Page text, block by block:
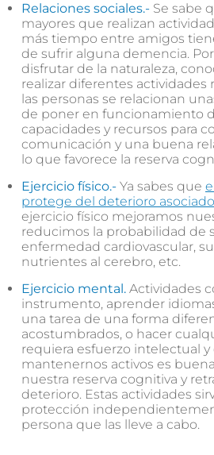
Relaciones sociales.- Se sabe
mayores que realizan
más tiempo entre amigos
de sufrir alguna demencia.
disfrutar de la naturaleza,
realizar diferentes actividades
las personas se relacionan
de poner en funcionamiento
capacidades y recursos para
comunicación y una buena
lo que favorece la reserva
Ejercicio físico.- Ya sabes que
protege del deterioro
ejercicio físico mejoramos
reducimos la probabilidad de
enfermedad cardiovascular,
nutrientes al cerebro, etc.
Ejercicio mental. Actividades
instrumento, aprender
una tarea de una forma
acostumbrados, o hacer
requiera esfuerzo intelectual
mantenernos activos es
nuestra reserva cognitiva y
deterioro. Estas actividades
protección
persona que las lleve a cabo.